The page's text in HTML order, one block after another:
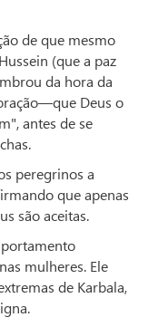
de que mesmo
(que a paz
da hora da
Deus o
antes de se
peregrinos a
que apenas
são aceitas.
mulheres. Ele
de Karbala,